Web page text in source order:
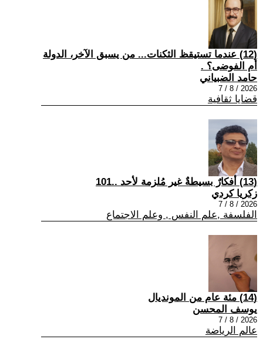
(12) عندما تستيقظ الثكنات... من يسبق الآخر، الدولة
أم الفوضى؟ .
حامد الضبياني
2026 / 8 / 7
قضايا ثقافية
(13) أفكارٌ بسيطةٌ غير مُلزمة لأحد ..101
زكريا كردي
2026 / 8 / 7
الفلسفة ,علم النفس , وعلم الاجتماع
(14) مئة عام من المونديال
يوسف المحسن
2026 / 8 / 7
عالم الرياضة